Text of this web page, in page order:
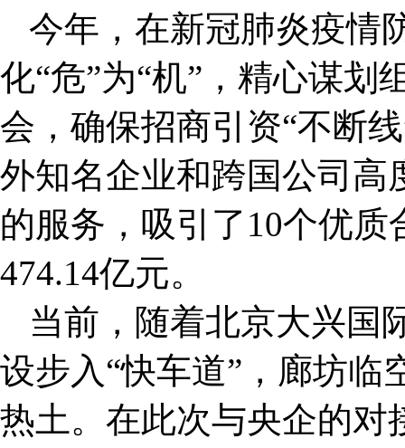
今年，在新冠肺炎疫情
化“危”为“机”，精心谋划
会，确保招商引资“不断
外知名企业和跨国公司高
的服务，吸引了10个优
474.14亿元。
当前，随着北京大兴国
设步入“快车道”，廊坊临
热土。在此次与央企的对